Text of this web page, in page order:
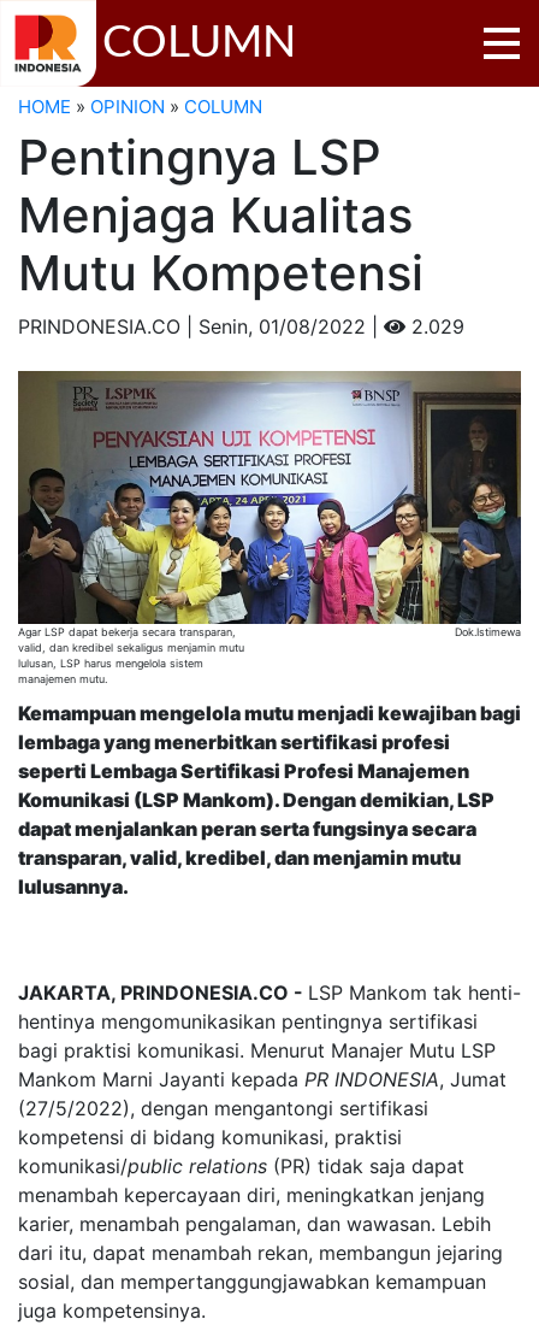
COLUMN
HOME » OPINION » COLUMN
Pentingnya LSP
Menjaga Kualitas
Mutu Kompetensi
PRINDONESIA.CO | Senin, 01/08/2022 | 2.029
Agar LSP dapat bekerja secara transparan,
valid, dan kredibel sekaligus menjamin mutu
lulusan, LSP harus mengelola sistem
manajemen mutu.
Dok.Istimewa
Kemampuan mengelola mutu menjadi kewajiban bagi
lembaga yang menerbitkan sertifikasi profesi
seperti Lembaga Sertifikasi Profesi Manajemen
Komunikasi (LSP Mankom). Dengan demikian, LSP
dapat menjalankan peran serta fungsinya secara
transparan, valid, kredibel, dan menjamin mutu
lulusannya.
JAKARTA, PRINDONESIA.CO - LSP Mankom tak henti-
hentinya mengomunikasikan pentingnya sertifikasi
bagi praktisi komunikasi. Menurut Manajer Mutu LSP
Mankom Marni Jayanti kepada PR INDONESIA, Jumat
(27/5/2022), dengan mengantongi sertifikasi
kompetensi di bidang komunikasi, praktisi
komunikasi/public relations (PR) tidak saja dapat
menambah kepercayaan diri, meningkatkan jenjang
karier, menambah pengalaman, dan wawasan. Lebih
dari itu, dapat menambah rekan, membangun jejaring
sosial, dan mempertanggungjawabkan kemampuan
juga kompetensinya.